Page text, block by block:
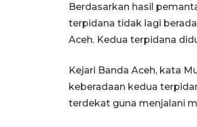
Berdasarkan hasil
terpidana tidak lagi
Aceh. Kedua terpidana
Kejari Banda Aceh, kata
keberadaan kedua
terdekat guna menjalani